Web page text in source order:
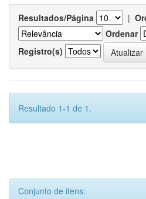
Resultados/Página |
Ordenar
Registro(s)
Resultado 1-1 de 1.
Conjunto de itens: